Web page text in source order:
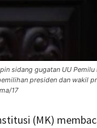
sidang gugatan UU
presiden dan wakil
17
(MK)